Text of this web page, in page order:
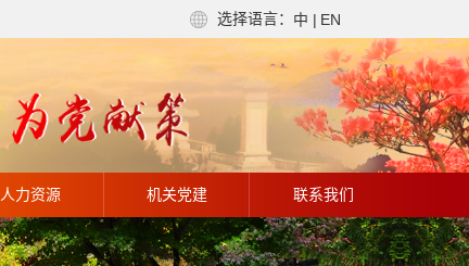
选择语言： 中 | EN
人力资源 机关党建 联系我们